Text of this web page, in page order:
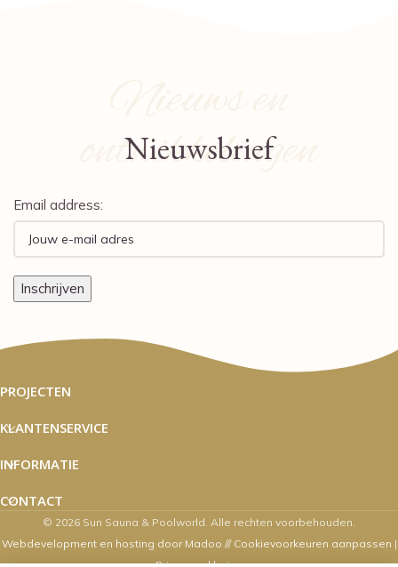
Nieuws en
ontwikkelingen
Nieuwsbrief
Email address:
PROJECTEN
KLANTENSERVICE
INFORMATIE
CONTACT
© 2026 Sun Sauna & Poolworld. Alle rechten voorbehouden.
Webdevelopment en hosting door Madoo /// Cookievoorkeuren aanpassen |